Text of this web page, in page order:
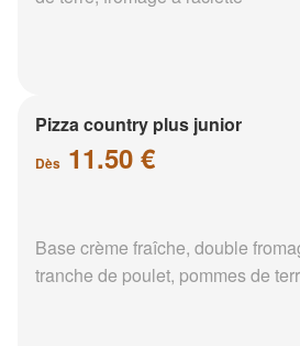
Pizza country plus junior
Dès 11.50 €
Base crème fraîche, double
tranche de poulet, pommes de